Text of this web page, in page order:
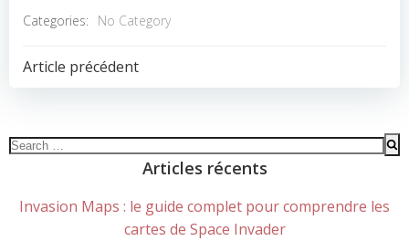
Categories: No Category
POST
Article précédent
Search
Articles récents
Invasion Maps : le guide complet pour comprendre les
cartes de Space Invader